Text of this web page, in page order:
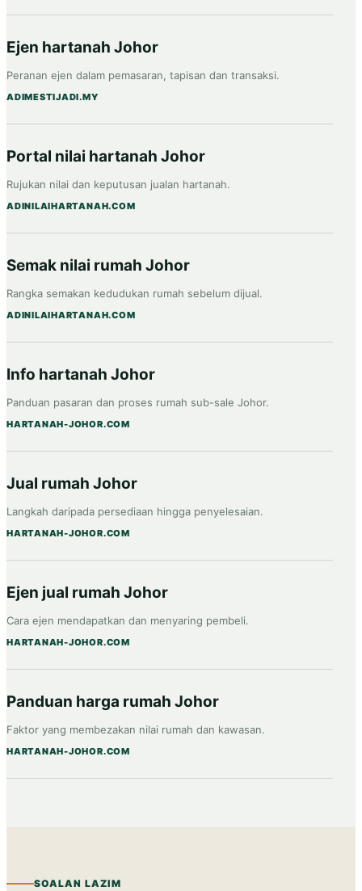
Ejen hartanah Johor
Peranan ejen dalam pemasaran, tapisan dan transaksi.
ADIMESTIJADI.MY
Portal nilai hartanah Johor
Rujukan nilai dan keputusan jualan hartanah.
ADINILAIHARTANAH.COM
Semak nilai rumah Johor
Rangka semakan kedudukan rumah sebelum dijual.
ADINILAIHARTANAH.COM
Info hartanah Johor
Panduan pasaran dan proses rumah sub-sale Johor.
HARTANAH-JOHOR.COM
Jual rumah Johor
Langkah daripada persediaan hingga penyelesaian.
HARTANAH-JOHOR.COM
Ejen jual rumah Johor
Cara ejen mendapatkan dan menyaring pembeli.
HARTANAH-JOHOR.COM
Panduan harga rumah Johor
Faktor yang membezakan nilai rumah dan kawasan.
HARTANAH-JOHOR.COM
SOALAN LAZIM